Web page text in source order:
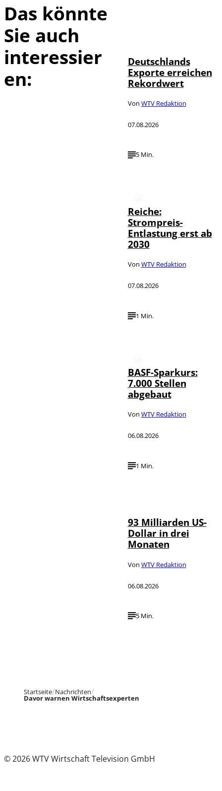
Das könnte
Sie auch
interessier
en:
Deutschlands
Exporte erreichen
Rekordwert
Von WTV Redaktion
07.08.2026
5 Min.
Reiche:
Strompreis-
Entlastung erst ab
2030
Von WTV Redaktion
07.08.2026
1 Min.
BASF-Sparkurs:
7.000 Stellen
abgebaut
Von WTV Redaktion
06.08.2026
1 Min.
93 Milliarden US-
Dollar in drei
Monaten
Von WTV Redaktion
06.08.2026
5 Min.
Startseite Nachrichten
Davor warnen Wirtschaftsexperten
© 2026 WTV Wirtschaft Television GmbH